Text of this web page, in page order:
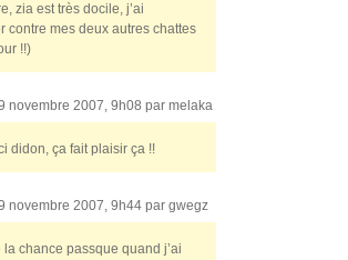
zia est très docile, j’ai
contre mes deux autres chattes
!!)
novembre 2007, 9h08 par melaka
didon, ça fait plaisir ça !!
novembre 2007, 9h44 par gwegz
chance passque quand j’ai